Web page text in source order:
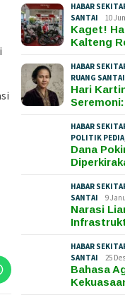
HABAR
SANTAI
10
Kaget!
Kalteng
HABAR
RUANG SANTAI
Hari
HABAR
POLITIK PEDIA
Dana
HABAR
SANTAI
9
Narasi
HABAR
SANTAI
25
Bahasa